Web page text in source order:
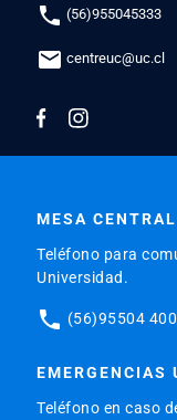
phone (56)955045333
mail centreuc@uc.cl
MESA CENTRAL
Teléfono para
Universidad.
phone (56)95504
EMERGENCIAS
Teléfono en caso